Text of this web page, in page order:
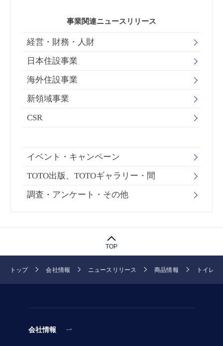
事業関連ニュースリリース
経営・財務・人財
日本住設事業
海外住設事業
新領域事業
CSR
イベント・キャンペーン
TOTO出版、TOTOギャラリー・間
調査・アンケート・その他
TOP
トップ 会社情報 ニュースリリース 商品情報 トイレま
会社情報